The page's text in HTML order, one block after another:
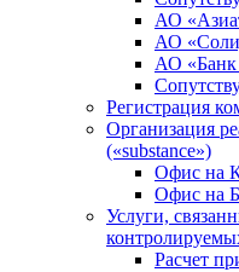
АО
АО
АО
Регистрация
Организация
(«substance»)
Офис на
Офис на
Услуги,
Расчет